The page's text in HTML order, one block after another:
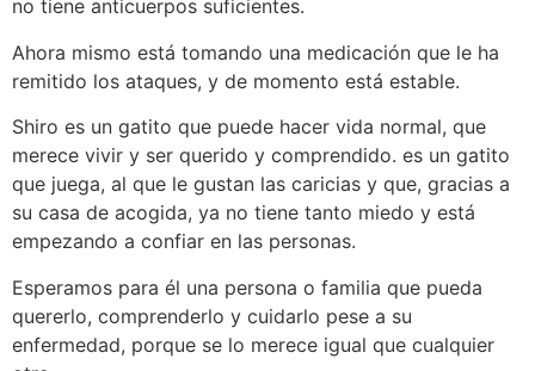
no tiene anticuerpos suficientes.
Ahora mismo está tomando una medicación que le ha
remitido los ataques, y de momento está estable.
Shiro es un gatito que puede hacer vida normal, que
merece vivir y ser querido y comprendido. es un gatito
que juega, al que le gustan las caricias y que, gracias a
su casa de acogida, ya no tiene tanto miedo y está
empezando a confiar en las personas.
Esperamos para él una persona o familia que pueda
quererlo, comprenderlo y cuidarlo pese a su
enfermedad, porque se lo merece igual que cualquier